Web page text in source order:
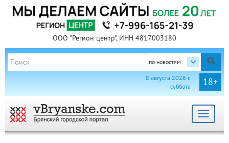
ООО "Регион центр", ИНН 4817003180
по новостям
18+
8 августа 2026 г.
суббота
Toggle